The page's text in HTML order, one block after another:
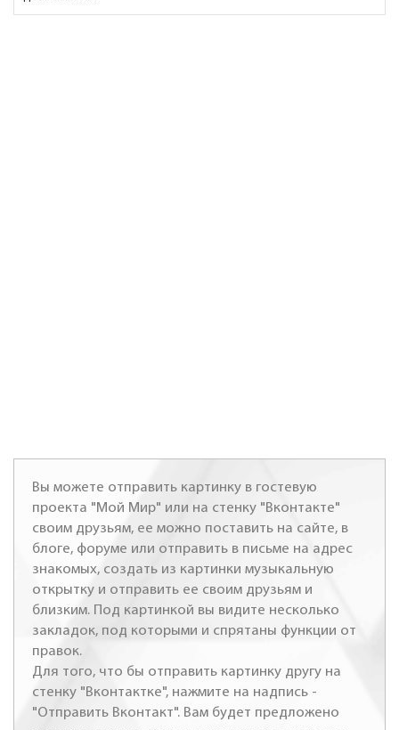
Вы можете отправить картинку в гостевую
проекта "Мой Мир" или на стенку "Вконтакте"
своим друзьям, ее можно поставить на сайте, в
блоге, форуме или отправить в письме на адрес
знакомых, создать из картинки музыкальную
открытку и отправить ее своим друзьям и
близким. Под картинкой вы видите несколько
закладок, под которыми и спрятаны функции от
правок.
Для того, что бы отправить картинку другу на
стенку "Вконтактке", нажмите на надпись -
"Отправить Вконтакт". Вам будет предложено